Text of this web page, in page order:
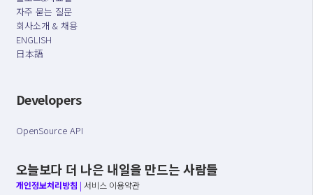
자주 묻는 질문
회사소개 & 채용
ENGLISH
日本語
Developers
OpenSource API
오늘보다 더 나은 내일을 만드는 사람들
개인정보처리방침 | 서비스 이용약관